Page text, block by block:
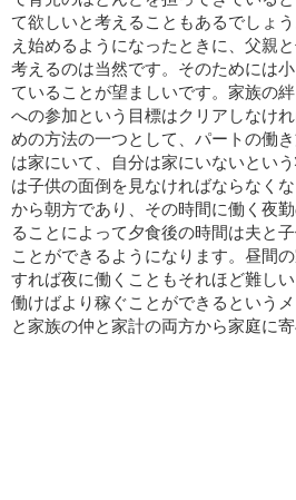
て欲しいと考えることもあるでしょ
え始めるようになったときに、父親
考えるのは当然です。そのためには
ていることが望ましいです。家族の
への参加という目標はクリアしなけ
めの方法の一つとして、パートの働
は家にいて、自分は家にいないとい
は子供の面倒を見なければならなく
から朝方であり、その時間に働く夜
ることによって夕食後の時間は夫と
ことができるようになります。昼間
すれば夜に働くこともそれほど難し
働けばより稼ぐことができるという
と家族の仲と家計の両方から家庭に寄